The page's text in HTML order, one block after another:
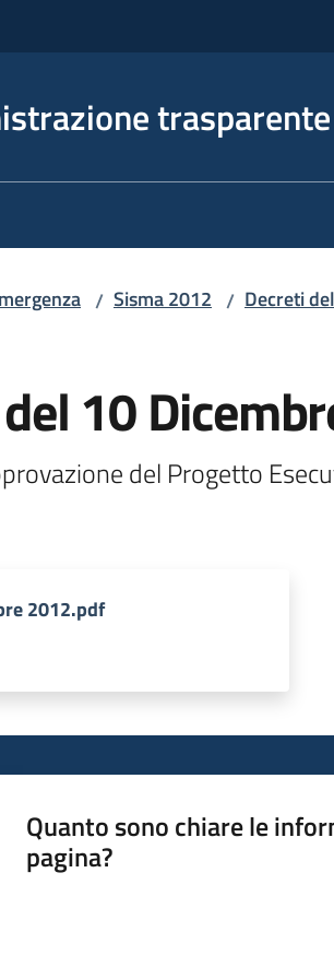
trasparente
/ Sisma 2012 / Decreti
10
del Progetto
2012.pdf
Quanto sono chiare le
pagina?